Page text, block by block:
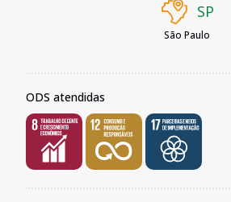
SP
São Paulo
ODS atendidas